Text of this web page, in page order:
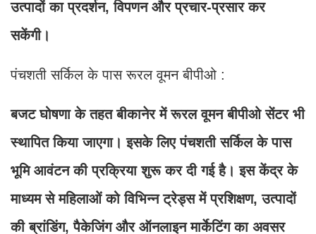
उत्पादों का प्रदर्शन, विपणन और प्रचार-प्रसार कर
सकेंगी।
पंचशती सर्किल के पास रूरल वूमन बीपीओ :
बजट घोषणा के तहत बीकानेर में रूरल वूमन बीपीओ सेंटर भी
स्थापित किया जाएगा। इसके लिए पंचशती सर्किल के पास
भूमि आवंटन की प्रक्रिया शुरू कर दी गई है। इस केंद्र के
माध्यम से महिलाओं को विभिन्न ट्रेड्स में प्रशिक्षण, उत्पादों
की ब्रांडिंग, पैकेजिंग और ऑनलाइन मार्केटिंग का अवसर